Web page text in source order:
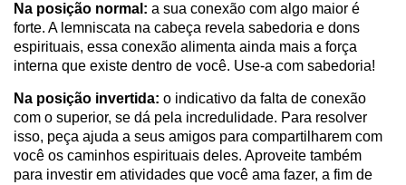
Na posição normal: a sua conexão com algo maior é
forte. A lemniscata na cabeça revela sabedoria e dons
espirituais, essa conexão alimenta ainda mais a força
interna que existe dentro de você. Use-a com sabedoria!
Na posição invertida: o indicativo da falta de conexão
com o superior, se dá pela incredulidade. Para resolver
isso, peça ajuda a seus amigos para compartilharem com
você os caminhos espirituais deles. Aproveite também
para investir em atividades que você ama fazer, a fim de